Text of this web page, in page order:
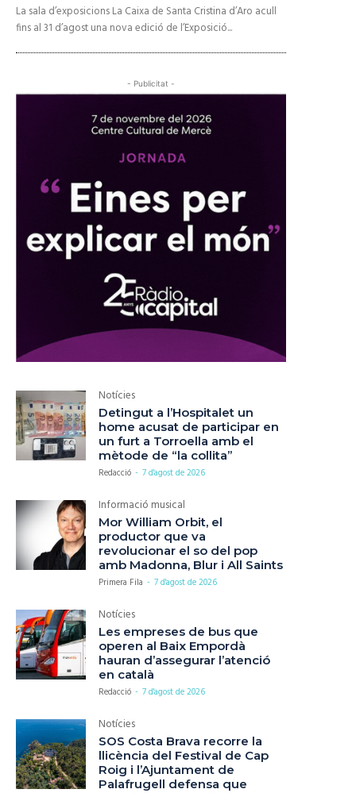
La sala d’exposicions La Caixa de Santa Cristina d’Aro acull
fins al 31 d’agost una nova edició de l’Exposició...
- Publicitat -
Notícies
Detingut a l’Hospitalet un
home acusat de participar en
un furt a Torroella amb el
mètode de “la collita”
Redacció - 7 d'agost de 2026
Informació musical
Mor William Orbit, el
productor que va
revolucionar el so del pop
amb Madonna, Blur i All Saints
Primera Fila - 7 d'agost de 2026
Notícies
Les empreses de bus que
operen al Baix Empordà
hauran d’assegurar l’atenció
en català
Redacció - 7 d'agost de 2026
Notícies
SOS Costa Brava recorre la
llicència del Festival de Cap
Roig i l’Ajuntament de
Palafrugell defensa que